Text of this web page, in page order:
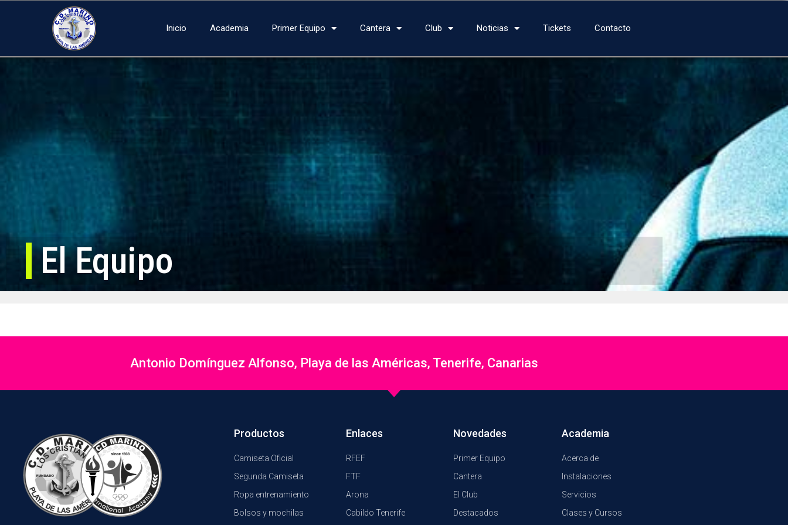
Inicio Academia Primer Equipo Cantera Club Noticias Tickets Contacto
El Equipo
Antonio Domínguez Alfonso, Playa de las Américas, Tenerife, Canarias
Productos
Camiseta Oficial
Segunda Camiseta
Ropa entrenamiento
Bolsos y mochilas
Enlaces
RFEF
FTF
Arona
Cabildo Tenerife
Novedades
Primer Equipo
Cantera
El Club
Destacados
Academia
Acerca de
Instalaciones
Servicios
Clases y Cursos